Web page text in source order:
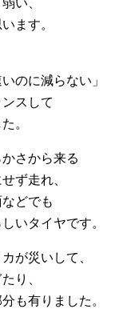
い、
ます。
のに減らない」
スして
。
さから来る
ず走れ、
どでも
いタイヤです。
が災いして、
り、
も有りました。